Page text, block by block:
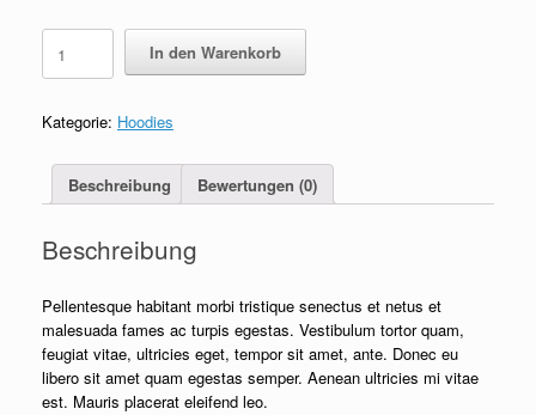
with
Pocket
In den Warenkorb
Kategorie: Hoodies
Beschreibung Bewertungen (0)
Beschreibung
Pellentesque habitant morbi tristique senectus et netus et
malesuada fames ac turpis egestas. Vestibulum tortor quam,
feugiat vitae, ultricies eget, tempor sit amet, ante. Donec eu
libero sit amet quam egestas semper. Aenean ultricies mi vitae
est. Mauris placerat eleifend leo.